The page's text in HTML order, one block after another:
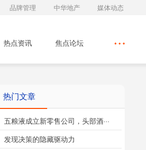
品牌管理 中华地产 媒体动态
热点资讯 焦点论坛
热门文章
五粮液成立新零售公司，头部酒···
发现决策的隐藏驱动力